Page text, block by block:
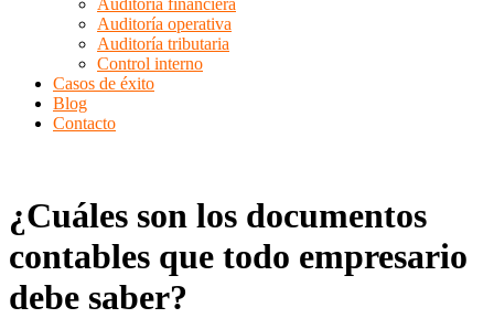
Auditoría financiera
Auditoría operativa
Auditoría tributaria
Control interno
Casos de éxito
Blog
Contacto
¿Cuáles son los documentos
contables que todo empresario
debe saber?